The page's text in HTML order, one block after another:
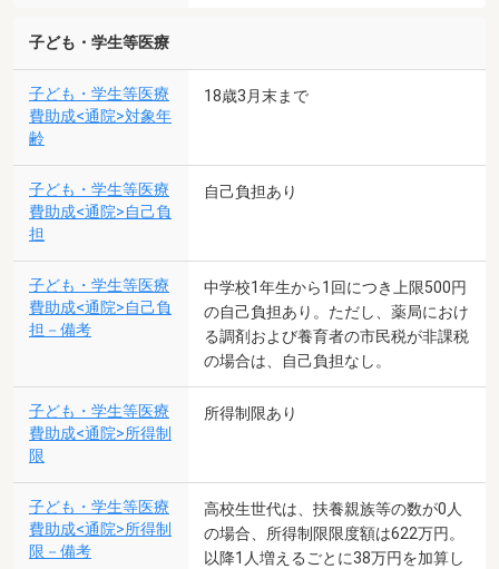
子ども・学生等医療
子ども・学生等医療
費助成<通院>対象年
齢
18歳3月末まで
子ども・学生等医療
費助成<通院>自己負
担
自己負担あり
子ども・学生等医療
費助成<通院>自己負
担－備考
中学校1年生から1回につき上限500円
の自己負担あり。ただし、薬局におけ
る調剤および養育者の市民税が非課税
の場合は、自己負担なし。
子ども・学生等医療
費助成<通院>所得制
限
所得制限あり
子ども・学生等医療
費助成<通院>所得制
限－備考
高校生世代は、扶養親族等の数が0人
の場合、所得制限限度額は622万円。
以降1人増えるごとに38万円を加算し